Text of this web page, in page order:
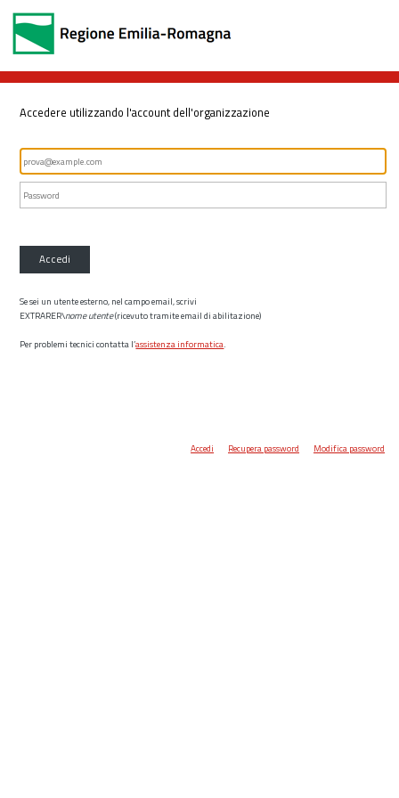
Accedere utilizzando l'account dell'organizzazione
Accedi
Se sei un utente esterno, nel campo email, scrivi
EXTRARER\nome utente(ricevuto tramite email di abilitazione)
Per problemi tecnici contatta l’assistenza informatica.
Accedi Recupera password Modifica password